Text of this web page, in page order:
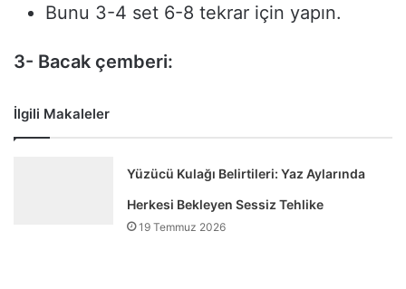
Bunu 3-4 set 6-8 tekrar için yapın.
3- Bacak çemberi:
İlgili Makaleler
Yüzücü Kulağı Belirtileri: Yaz Aylarında
Herkesi Bekleyen Sessiz Tehlike
19 Temmuz 2026